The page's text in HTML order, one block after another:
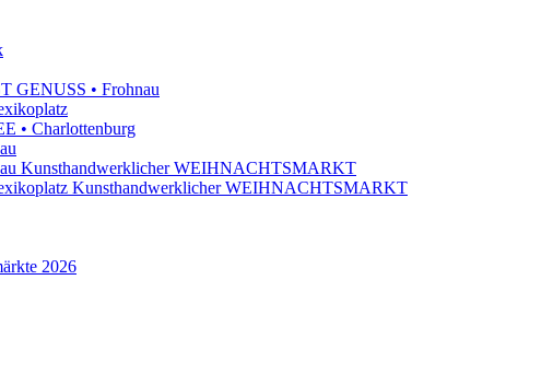
GENUSS • Frohnau
• Charlottenburg
Kunsthandwerklicher WEIHNACHTSMARKT
Kunsthandwerklicher WEIHNACHTSMARKT
2026